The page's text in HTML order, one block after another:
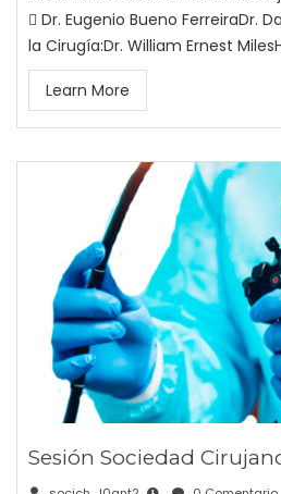
 Dr. Eugenio Bueno FerreiraDr.
la Cirugía:Dr. William Ernest
Learn More
Sesión Sociedad